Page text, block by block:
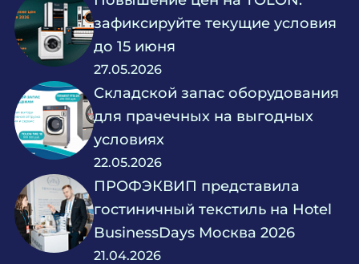
зафиксируйте текущие условия
до 15 июня
27.05.2026
Складской запас оборудования
для прачечных на выгодных
условиях
22.05.2026
ПРОФЭКВИП представила
гостиничный текстиль на Hotel
BusinessDays Москва 2026
21.04.2026